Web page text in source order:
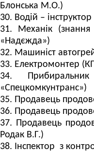
Блонська М.О.)
Водій –
Механік
«Надєжда»)
Машиніст
Електромонтер
«Спецкомкунтранс»)
Продавець
Продавець
Продавець
Родак В.Г.)
Інспектор з